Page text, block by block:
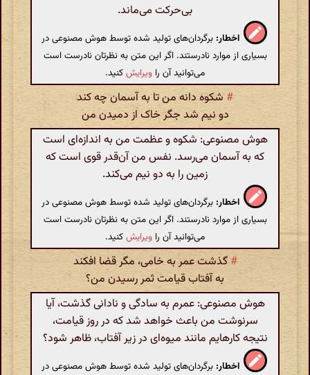
بی‌حرکت می‌ماند.
اخطار: برگردان‌های تولید شده توسط هوش مصنوعی در
بسیاری از موارد نادرستند. اگر این متن به نظرتان نادرست است
می‌توانید آن را ویرایشکنید.
# شکوه دانه من تا به آسمان چه کند
دو نیم شد جگر خاک از دمیدن من
هوش مصنوعی: شکوه و عظمت من به اندازه‌ای است
که به آسمان می‌رسد. نفس من آن‌قدر قوی است که
زمین را به دو نیم می‌کند.
اخطار: برگردان‌های تولید شده توسط هوش مصنوعی در
بسیاری از موارد نادرستند. اگر این متن به نظرتان نادرست است
می‌توانید آن را ویرایشکنید.
# گذشت عمر به خامی، مگر قضا افکند
به آفتاب قیامت ثمر رسیدن من؟
هوش مصنوعی: عمرم به سادگی و نادانی گذشت، آیا
سرنوشت من باعث خواهد شد که در روز قیامت،
نتیجه کارهایم مانند میوه‌ای در زیر آفتاب، ظاهر شود؟
اخطار: برگردان‌های تولید شده توسط هوش مصنوعی در